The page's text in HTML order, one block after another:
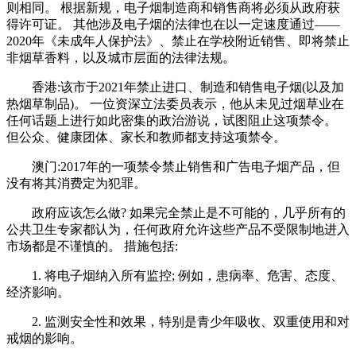
则相同。 根据新规，电子烟制造商和销售商将必须从政府获
得许可证。 其他涉及电子烟的法律也在以一定速度通过——
2020年《未成年人保护法》、禁止在学校附近销售、即将禁止
非烟草香料，以及城市层面的法律法规。
香港:该市于2021年禁止进口、制造和销售电子烟(以及加
热烟草制品)。 一位资深立法委员表示，他从未见过烟草业在
任何话题上进行如此密集的政治游说，试图阻止这项禁令。
但公众、健康团体、家长和教师都支持这项禁令。
澳门:2017年的一项禁令禁止销售和广告电子烟产品，但
没有将其消费定为犯罪。
政府应该怎么做? 如果完全禁止是不可能的，几乎所有的
公共卫生专家都认为，任何政府允许这些产品不受限制地进入
市场都是不谨慎的。 措施包括:
1. 将电子烟纳入所有监控; 例如，患病率、危害、态度、
经济影响。
2. 监测安全性和效果，特别是青少年吸收、双重使用和对
戒烟的影响。